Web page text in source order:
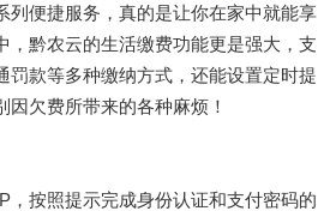
列便捷服务，真的是让你在家中就能享
，黔农云的生活缴费功能更是强大，支
罚款等多种缴纳方式，还能设置定时提
欠费所带来的各种麻烦！
，按照提示完成身份认证和支付密码的